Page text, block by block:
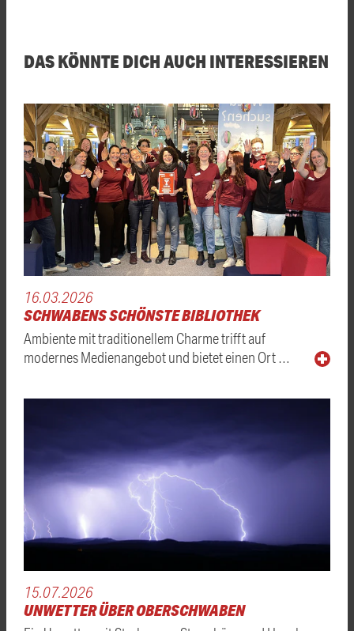
DAS KÖNNTE DICH AUCH INTERESSIEREN
16.03.2026
SCHWABENS SCHÖNSTE BIBLIOTHEK
Ambiente mit traditionellem Charme trifft auf
modernes Medienangebot und bietet einen Ort …
15.07.2026
UNWETTER ÜBER OBERSCHWABEN